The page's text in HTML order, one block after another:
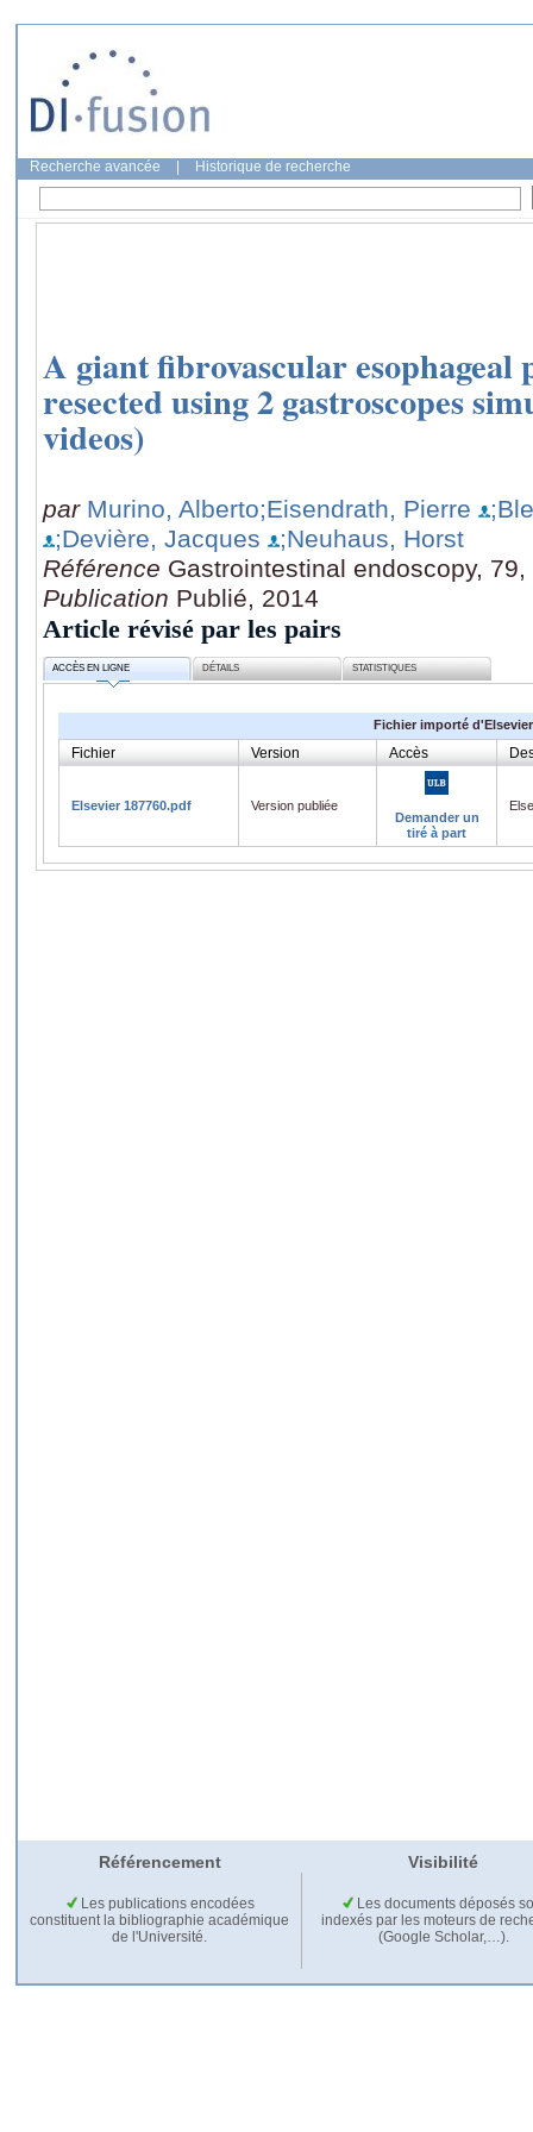
Recherche avancée Historique de recherche
A giant fibrovascular esophageal
resected using 2 gastroscopes
videos)
par Murino, Alberto;Eisendrath, Pierre
;Devière, Jacques
;Neuhaus, Horst
Référence Gastrointestinal endoscopy,
Publication Publié, 2014
Article révisé par les pairs
ACCÈS EN LIGNE DÉTAILS STATISTIQUES
Fichier importé d'Elsevier
Fichier Version Accès
Elsevier 187760.pdf
Version publiée
Demander un
tiré à part
Référencement Visibilité
Les publications encodées
constituent la bibliographie académique
de l'Université.
Les documents déposés
indexés par les moteurs de
(Google Scholar,…).